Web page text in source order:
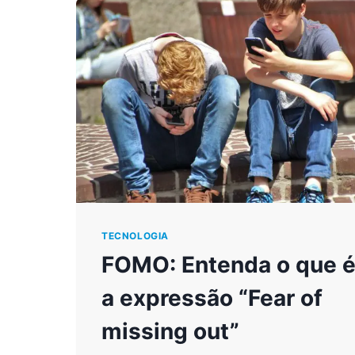
TECNOLOGIA
FOMO: Entenda o que é
a expressão “Fear of
missing out”